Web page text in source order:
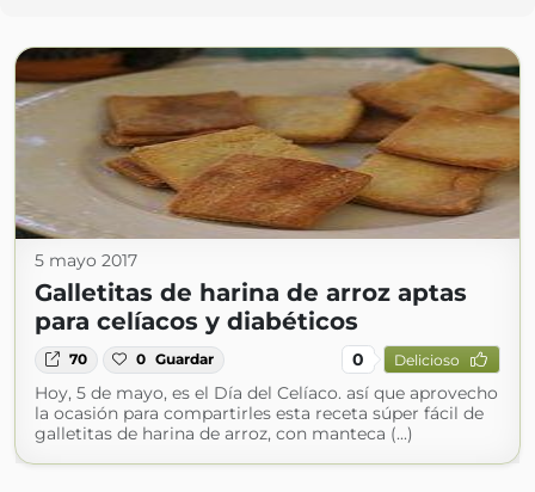
5 mayo 2017
Galletitas de harina de arroz aptas
para celíacos y diabéticos
70 0 Guardar 0 Delicioso
Hoy, 5 de mayo, es el Día del Celíaco. así que aprovecho
la ocasión para compartirles esta receta súper fácil de
galletitas de harina de arroz, con manteca (...)